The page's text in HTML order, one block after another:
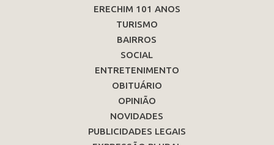
ERECHIM 101 ANOS
TURISMO
BAIRROS
SOCIAL
ENTRETENIMENTO
OBITUÁRIO
OPINIÃO
NOVIDADES
PUBLICIDADES LEGAIS